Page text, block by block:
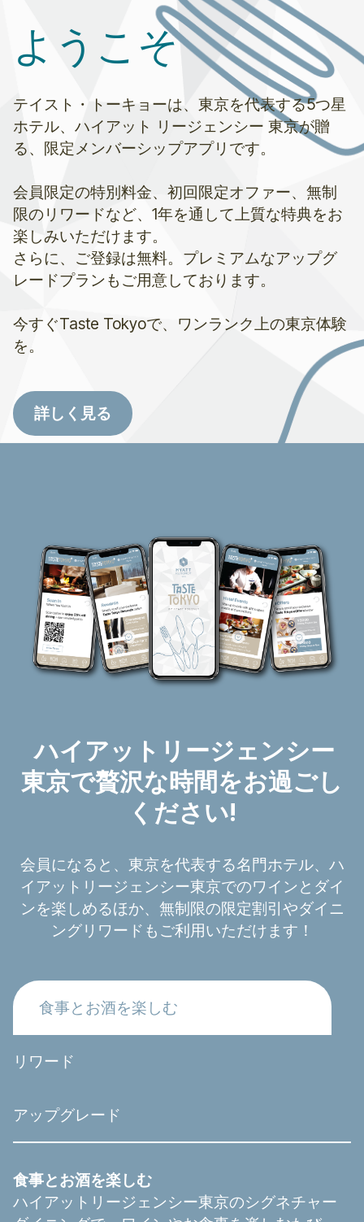
ようこそ
テイスト・トーキョーは、東京を代表する5つ星
ホテル、ハイアット リージェンシー 東京が贈
る、限定メンバーシップアプリです。
会員限定の特別料金、初回限定オファー、無制
限のリワードなど、1年を通して上質な特典をお
楽しみいただけます。
さらに、ご登録は無料。プレミアムなアップグ
レードプランもご用意しております。
今すぐTaste Tokyoで、ワンランク上の東京体験
を。
詳しく見る
ハイアットリージェンシー
東京で贅沢な時間をお過ごし
ください!
会員になると、東京を代表する名門ホテル、ハ
イアットリージェンシー東京でのワインとダイ
ンを楽しめるほか、無制限の限定割引やダイニ
ングリワードもご利用いただけます！
食事とお酒を楽しむ
リワード
アップグレード
食事とお酒を楽しむ
ハイアットリージェンシー東京のシグネチャー